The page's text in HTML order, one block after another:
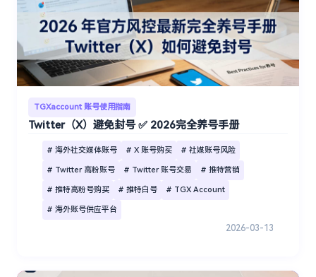
TGXaccount 账号使用指南
Twitter（X）避免封号 ✅ 2026完全养号手册
# 海外社交媒体账号 # X 账号购买 # 社媒账号风险
# Twitter 高粉账号 # Twitter 账号交易 # 推特营销
# 推特高粉号购买 # 推特白号 # TGX Account
# 海外账号供应平台
2026-03-13